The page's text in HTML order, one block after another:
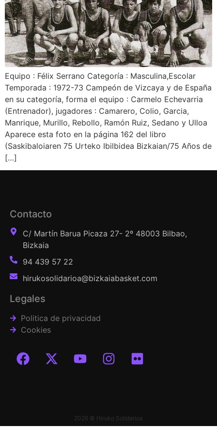
Equipo : Félix Serrano Categoría : Masculina,Escolar
Temporada : 1972-73 Campeón de Vizcaya y de España
en su categoría, forma el equipo : Carmelo Echevarria
(Entrenador), jugadores : Camarero, Colio, Garcia,
Manrique, Murillo, Rebollo, Ramón Ruiz, Sedano y Ulloa
Aparece esta foto en la página 162 del libro
(Saskibaloiaren 75 Urteko Ibilbidea Bizkaian/75 Años de
[…]
Contacto
C/ Martín Barua Picaza 27- 2º 48003 Bilbao,
Bizkaia
94 439 57 22
hirukosolidarioa@bizkaiabasket.com
Legales
Politica de privacidad
Cookies
2026 © Hiruko Solidarioa